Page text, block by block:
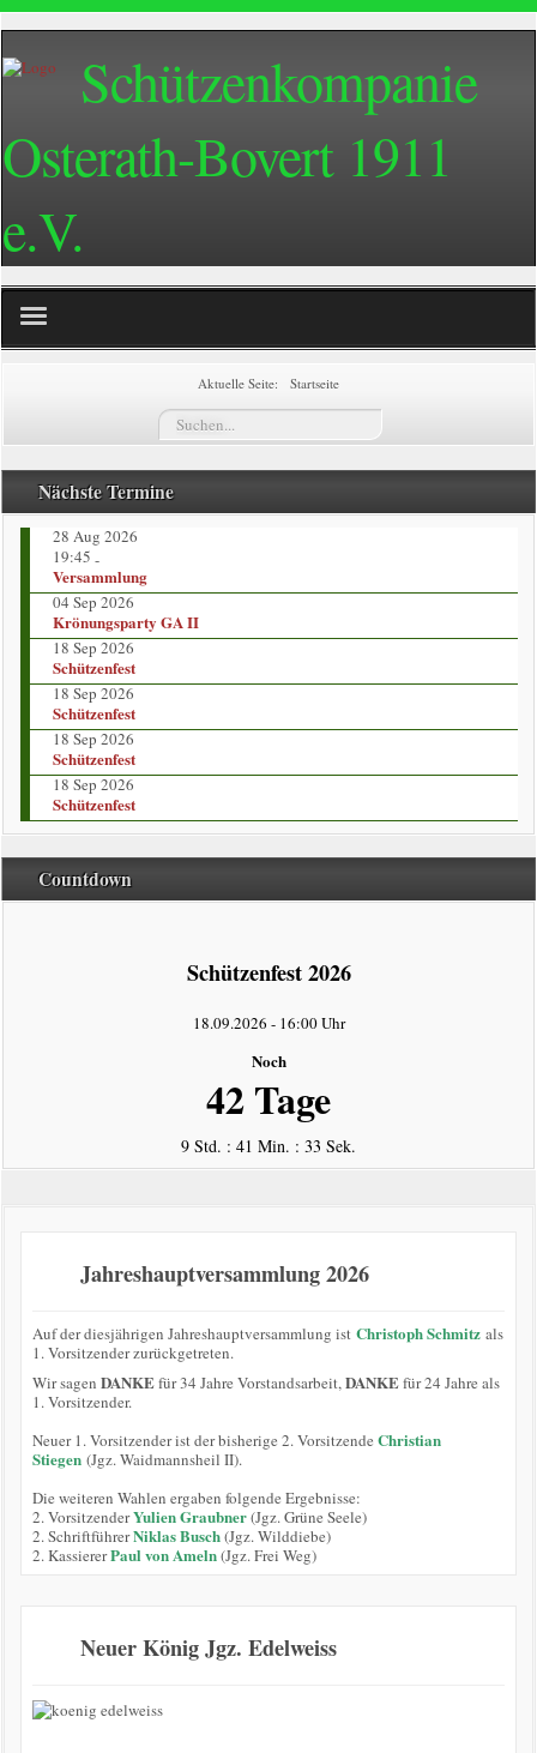
Schützenkompanie
Osterath-Bovert 1911
e.V.
Züge
Vorstand
Kompaniekönige
Regimentskönige
Jungschützenkönige
Bildergalerie
News
Impressum
Aktuelle Seite: Startseite
Suchen...
Nächste Termine
28 Aug 2026
19:45 -
Versammlung
04 Sep 2026
Krönungsparty GA II
18 Sep 2026
Schützenfest
18 Sep 2026
Schützenfest
18 Sep 2026
Schützenfest
18 Sep 2026
Schützenfest
Countdown
Schützenfest 2026
18.09.2026 - 16:00 Uhr
Noch
42 Tage
9 Std. : 41 Min. : 33 Sek.
Jahreshauptversammlung 2026
Auf der diesjährigen Jahreshauptversammlung ist Christoph Schmitzals
1. Vorsitzender zurückgetreten.
Wir sagen DANKEfür 34 Jahre Vorstandsarbeit,DANKEfür 24 Jahre als
1. Vorsitzender.
Neuer 1. Vorsitzender ist der bisherige 2. Vorsitzende Christian
Stiegen (Jgz. Waidmannsheil II).
Die weiteren Wahlen ergaben folgende Ergebnisse:
2. VorsitzenderYulien Graubner(Jgz. Grüne Seele)
2. SchriftführerNiklas Busch(Jgz. Wilddiebe)
2. KassiererPaul von Ameln(Jgz. Frei Weg)
Neuer König Jgz. Edelweiss